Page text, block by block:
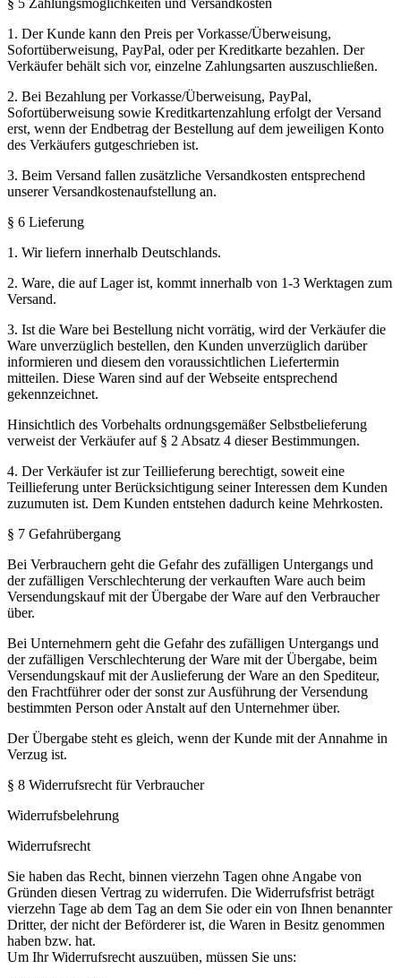
1. Der Kunde kann den Preis per Vorkasse/Überweisung,
Sofortüberweisung, PayPal, oder per Kreditkarte bezahlen. Der
Verkäufer behält sich vor, einzelne Zahlungsarten auszuschließen.
2. Bei Bezahlung per Vorkasse/Überweisung, PayPal,
Sofortüberweisung sowie Kreditkartenzahlung erfolgt der Versand
erst, wenn der Endbetrag der Bestellung auf dem jeweiligen Konto
des Verkäufers gutgeschrieben ist.
3. Beim Versand fallen zusätzliche Versandkosten entsprechend
unserer Versandkostenaufstellung an.
§ 6 Lieferung
1. Wir liefern innerhalb Deutschlands.
2. Ware, die auf Lager ist, kommt innerhalb von 1-3 Werktagen zum
Versand.
3. Ist die Ware bei Bestellung nicht vorrätig, wird der Verkäufer die
Ware unverzüglich bestellen, den Kunden unverzüglich darüber
informieren und diesem den voraussichtlichen Liefertermin
mitteilen. Diese Waren sind auf der Webseite entsprechend
gekennzeichnet.
Hinsichtlich des Vorbehalts ordnungsgemäßer Selbstbelieferung
verweist der Verkäufer auf § 2 Absatz 4 dieser Bestimmungen.
4. Der Verkäufer ist zur Teillieferung berechtigt, soweit eine
Teillieferung unter Berücksichtigung seiner Interessen dem Kunden
zuzumuten ist. Dem Kunden entstehen dadurch keine Mehrkosten.
§ 7 Gefahrübergang
Bei Verbrauchern geht die Gefahr des zufälligen Untergangs und
der zufälligen Verschlechterung der verkauften Ware auch beim
Versendungskauf mit der Übergabe der Ware auf den Verbraucher
über.
Bei Unternehmern geht die Gefahr des zufälligen Untergangs und
der zufälligen Verschlechterung der Ware mit der Übergabe, beim
Versendungskauf mit der Auslieferung der Ware an den Spediteur,
den Frachtführer oder der sonst zur Ausführung der Versendung
bestimmten Person oder Anstalt auf den Unternehmer über.
Der Übergabe steht es gleich, wenn der Kunde mit der Annahme in
Verzug ist.
§ 8 Widerrufsrecht für Verbraucher
Widerrufsbelehrung
Widerrufsrecht
Sie haben das Recht, binnen vierzehn Tagen ohne Angabe von
Gründen diesen Vertrag zu widerrufen. Die Widerrufsfrist beträgt
vierzehn Tage ab dem Tag an dem Sie oder ein von Ihnen benannter
Dritter, der nicht der Beförderer ist, die Waren in Besitz genommen
haben bzw. hat.
Um Ihr Widerrufsrecht auszuüben, müssen Sie uns: